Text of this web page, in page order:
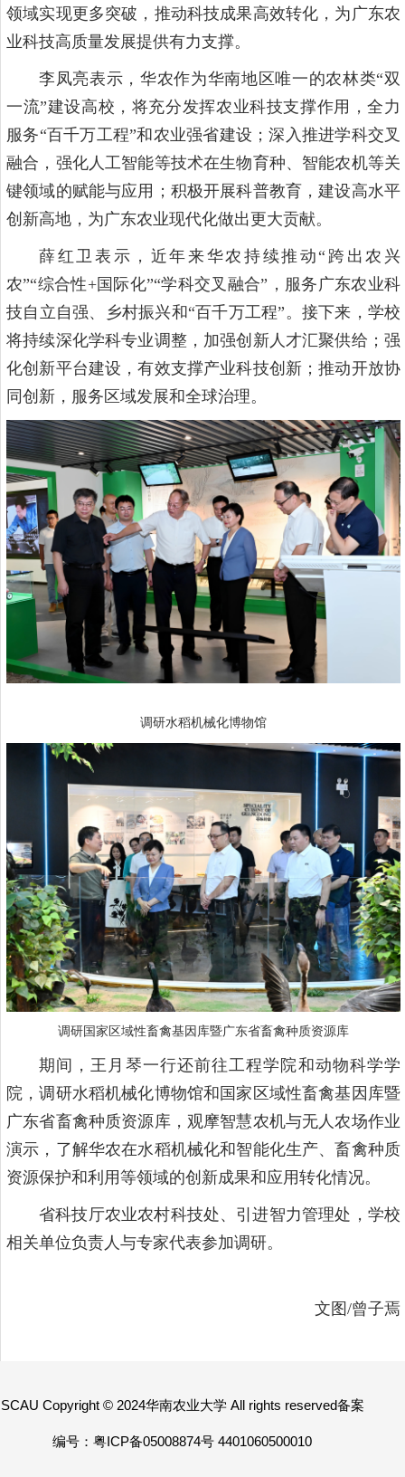
领域实现更多突破，推动科技成果高效转化，为广东农
业科技高质量发展提供有力支撑。
李凤亮表示，华农作为华南地区唯一的农林类“双
一流”建设高校，将充分发挥农业科技支撑作用，全力
服务“百千万工程”和农业强省建设；深入推进学科交叉
融合，强化人工智能等技术在生物育种、智能农机等关
键领域的赋能与应用；积极开展科普教育，建设高水平
创新高地，为广东农业现代化做出更大贡献。
薛红卫表示，近年来华农持续推动“跨出农兴
农”“综合性+国际化”“学科交叉融合”，服务广东农业科
技自立自强、乡村振兴和“百千万工程”。接下来，学校
将持续深化学科专业调整，加强创新人才汇聚供给；强
化创新平台建设，有效支撑产业科技创新；推动开放协
同创新，服务区域发展和全球治理。
调研水稻机械化博物馆
调研国家区域性畜禽基因库暨广东省畜禽种质资源库
期间，王月琴一行还前往工程学院和动物科学学
院，调研水稻机械化博物馆和国家区域性畜禽基因库暨
广东省畜禽种质资源库，观摩智慧农机与无人农场作业
演示，了解华农在水稻机械化和智能化生产、畜禽种质
资源保护和利用等领域的创新成果和应用转化情况。
省科技厅农业农村科技处、引进智力管理处，学校
相关单位负责人与专家代表参加调研。
文图/曾子焉
SCAU Copyright © 2024华南农业大学 All rights reserved备案
编号：粤ICP备05008874号 4401060500010